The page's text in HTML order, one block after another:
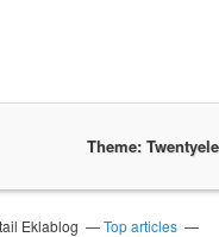
Theme:
Eklablog
Top articles